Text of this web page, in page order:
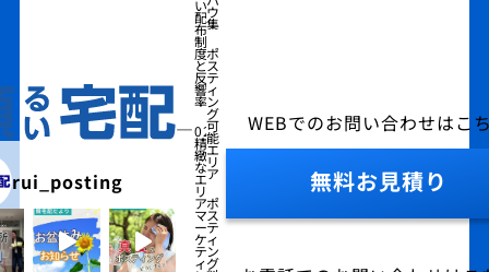
rui_posting
い
配
布
制
度
と
反
響
率
―02
精
緻
な
エ
リ
ア
マ
ー
ケ
テ
ィ
ウ
集
ポ
ス
テ
ィ
ン
グ
可
能
エ
リ
ア
ポ
ス
テ
ィ
ン
グ
WEBでのお問い合わせはこ
無料お見積り